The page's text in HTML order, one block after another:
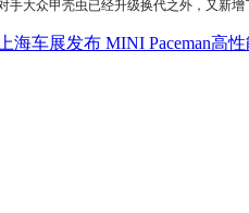
手大众甲壳虫已经升级换代之外，又新
上海车展发布 MINI Paceman高